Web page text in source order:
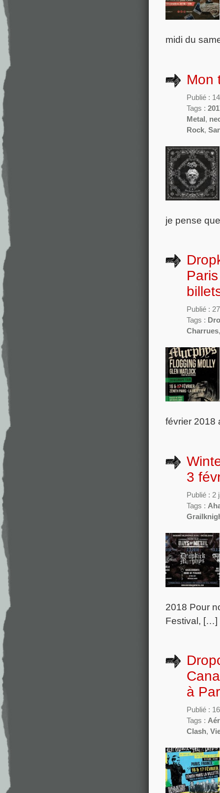
midi du
Mon
Publié :
Tags :
Metal,
Rock,
je pense
Publié :
Tags :
Charrues
février 2018
3
Publié : 2
Tags :
2018 Pour
Festival, […]
à
Publié :
Tags :
Clash,